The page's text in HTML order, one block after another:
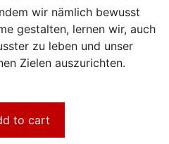
wir nämlich bewusst
gestalten, lernen wir, auch
zu leben und unser
Zielen auszurichten.
to cart